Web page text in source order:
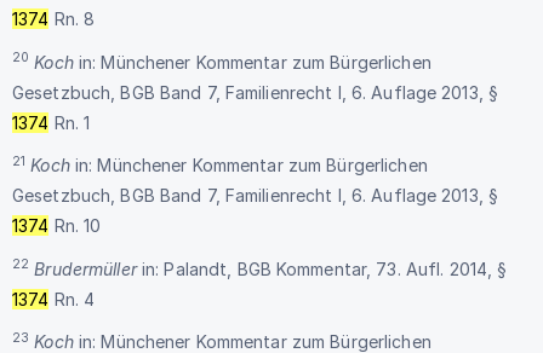
1374 Rn. 8
20 Kochin: Münchener Kommentar zum Bürgerlichen
Gesetzbuch, BGB Band 7, Familienrecht I, 6. Auflage 2013, §
1374 Rn. 1
21 Kochin: Münchener Kommentar zum Bürgerlichen
Gesetzbuch, BGB Band 7, Familienrecht I, 6. Auflage 2013, §
1374 Rn. 10
22 Brudermüllerin: Palandt, BGB Kommentar, 73. Aufl. 2014, §
1374 Rn. 4
23 Kochin: Münchener Kommentar zum Bürgerlichen